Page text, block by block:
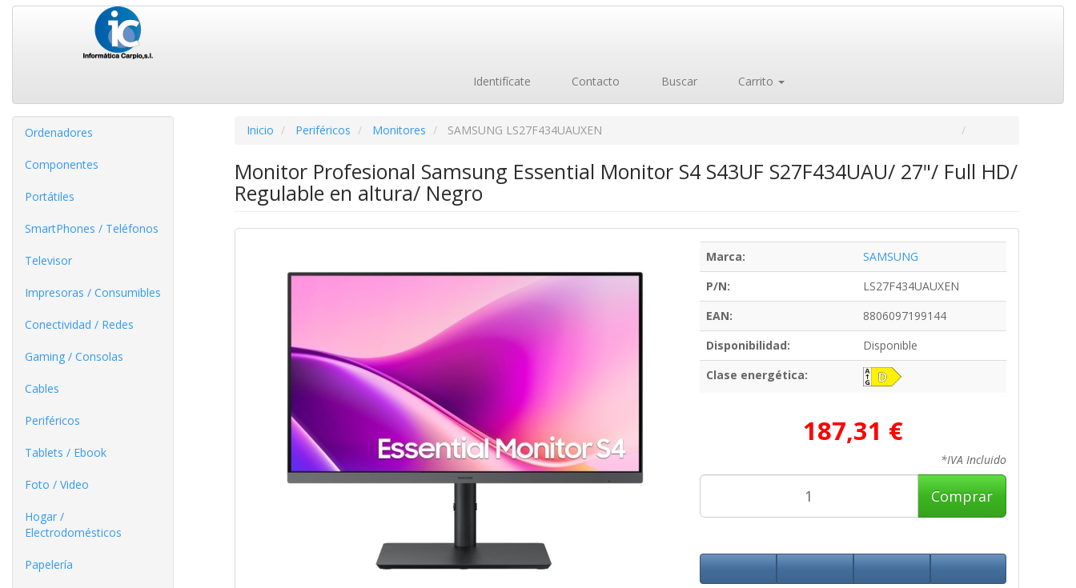
Identifícate Contacto Buscar Carrito
Ordenadores
Componentes
Portátiles
SmartPhones / Teléfonos
Televisor
Impresoras / Consumibles
Conectividad / Redes
Gaming / Consolas
Cables
Periféricos
Tablets / Ebook
Foto / Video
Hogar /
Electrodomésticos
Papelería
Inicio Periféricos Monitores SAMSUNG LS27F434UAUXEN
Monitor Profesional Samsung Essential Monitor S4 S43UF S27F434UAU/ 27"/ Full HD/
Regulable en altura/ Negro
Marca:
SAMSUNG
P/N:
LS27F434UAUXEN
EAN:
8806097199144
Disponibilidad:
Disponible
Clase energética:
187,31 €
*IVA Incluido
Comprar